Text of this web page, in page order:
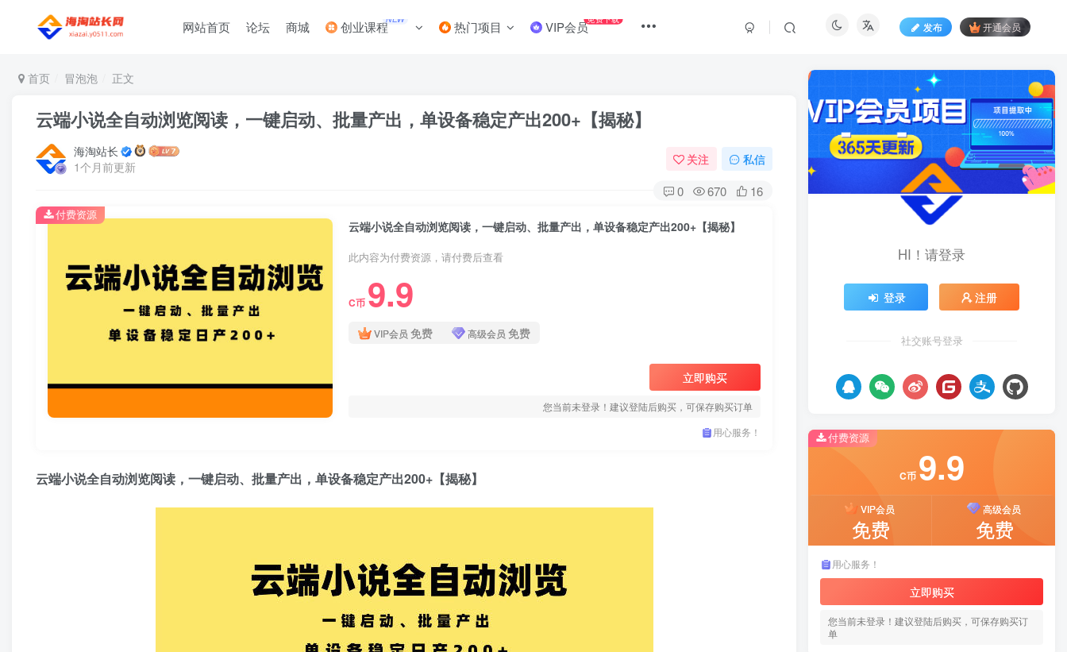
网站首页 论坛 商城 创业课程NEW 热门项目 VIP会员免费下载
发布 开通会员
首页 冒泡泡 正文
云端小说全自动浏览阅读，一键启动、批量产出，单设备稳定产出200+【揭秘】
海淘站长
1个月前更新
关注 私信
0 670 16
云端小说全自动浏览阅读，一键启动、批量产出，单设备稳定产出200+【揭秘】
此内容为付费资源，请付费后查看
C币 9.9
VIP会员 免费 高级会员 免费
立即购买
您当前未登录！建议登陆后购买，可保存购买订单
用心服务！
付费资源
云端小说全自动浏览阅读，一键启动、批量产出，单设备稳定产出200+【揭秘】
HI！请登录
登录 注册
社交账号登录
付费资源
C币 9.9
VIP会员
免费
高级会员
免费
用心服务！
立即购买
您当前未登录！建议登陆后购买，可保存购买订
单